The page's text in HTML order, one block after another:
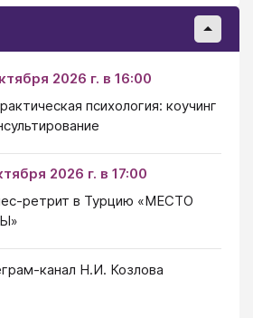
2026 г. в 16:00
психология: коучинг
2026 г. в 17:00
ретрит в Турцию «МЕСТО
канал Н.И. Козлова